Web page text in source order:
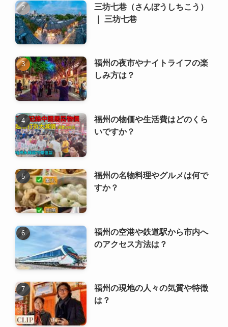
｜ 三坊七巷
福州の夜市やナイトライフの楽
しみ方は？
福州の物価や生活費はどのくら
いですか？
福州の名物料理やグルメは何で
すか？
福州の空港や鉄道駅から市内へ
のアクセス方法は？
福州の現地の人々の気質や特徴
は？